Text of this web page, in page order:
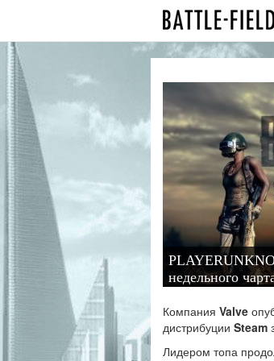
недельного
Компания Valve
дистрибуции Steam
Лидером топа